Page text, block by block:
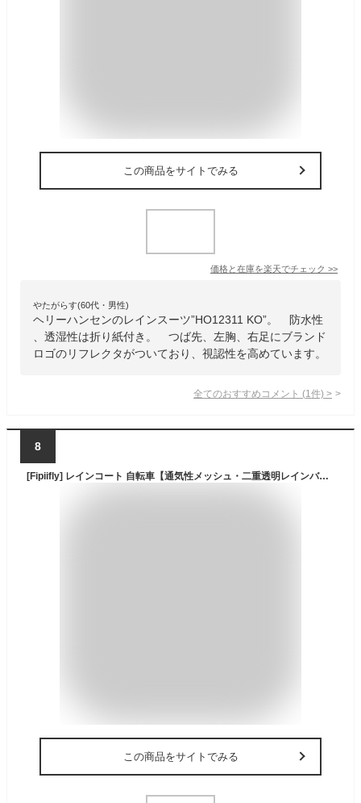
この商品をサイトでみる
価格と在庫を楽天でチェック >>
やたがらす(60代・男性)
ヘリーハンセンのレインスーツ”HO12311 KO”。 防水性
、透湿性は折り紙付き。 つば先、左胸、右足にブランド
ロゴのリフレクタがついており、視認性を高めています。
全てのおすすめコメント (1 件) >
8
[Fipiifly] レインコート 自転車【通気性メッシュ・二重透明レインバイザー付き】 レインコート レディース 自転車 カッパ リュック対応 レインポンチョ メンズ 反射テープ ロング レインウェア 軽量 雨具 雨合羽 通勤通学 防風防水 男女兼用
この商品をサイトでみる